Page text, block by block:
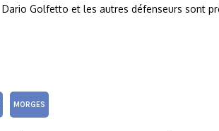
Dario Golfetto et les autres défenseurs sont
MORGES